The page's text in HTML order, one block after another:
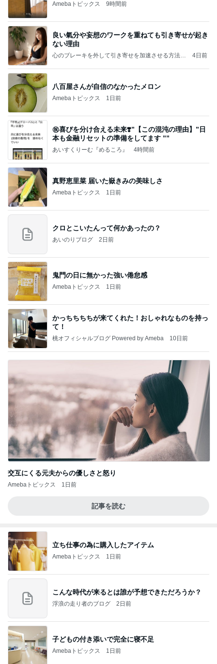
Amebaトピックス 9時間前
良い氣分や妄想のワークを重ねても引き寄せが起き
ない理由
心のブレーキを外して引き寄せを加速させる方法：
4日前
八百屋さんが自信のなかったメロン
Amebaトピックス 1日前
㊗️喜びを分け合える未来❣️”【この混沌の理由】”⽇
本も⾦融リセットの準備をしてます ””
あいすくりーむ『めるころ』 4時間前
真野恵里菜 届いた嶽きみの美味しさ
Amebaトピックス 1日前
クロとこいたんって何かあったの？
あいのりブログ 2日前
鬼門の日に無かった強い倦怠感
Amebaトピックス 1日前
かっちちちちが来てくれた！おしゃれなものを持っ
て！
桃オフィシャルブログ Powered by Ameba 10日前
交互にくる元夫からの優しさと怒り
Amebaトピックス 1日前
記事を読む
立ち仕事の為に購入したアイテム
Amebaトピックス 1日前
こんな時代が来るとは誰が予想できただろうか？
浮浪の走り者のブログ 2日前
子どもの付き添いで完全に寝不足
Amebaトピックス 1日前